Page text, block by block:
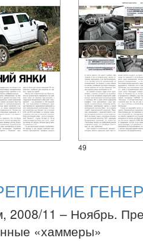
49
2008/11 – Ноябрь.
«хаммеры»